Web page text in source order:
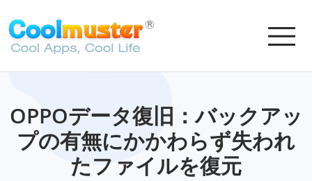
OPPOデータ復旧：バックアッ
プの有無にかかわらず失われ
たファイルを復元